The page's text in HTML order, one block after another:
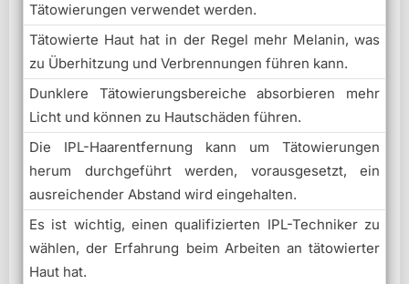
Tätowierungen verwendet werden.
Tätowierte Haut hat in der Regel mehr Melanin, was
zu Überhitzung und Verbrennungen führen kann.
Dunklere Tätowierungsbereiche absorbieren mehr
Licht und können zu Hautschäden führen.
Die IPL-Haarentfernung kann um Tätowierungen
herum durchgeführt werden, vorausgesetzt, ein
ausreichender Abstand wird eingehalten.
Es ist wichtig, einen qualifizierten IPL-Techniker zu
wählen, der Erfahrung beim Arbeiten an tätowierter
Haut hat.